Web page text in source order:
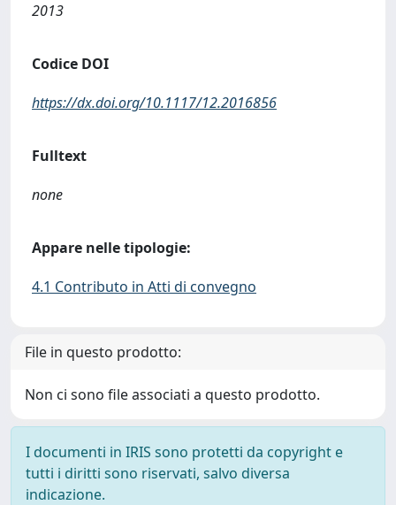
2013
Codice DOI
https://dx.doi.org/10.1117/12.2016856
Fulltext
none
Appare nelle tipologie:
4.1 Contributo in Atti di convegno
File in questo prodotto:
Non ci sono file associati a questo prodotto.
I documenti in IRIS sono protetti da copyright e
tutti i diritti sono riservati, salvo diversa
indicazione.